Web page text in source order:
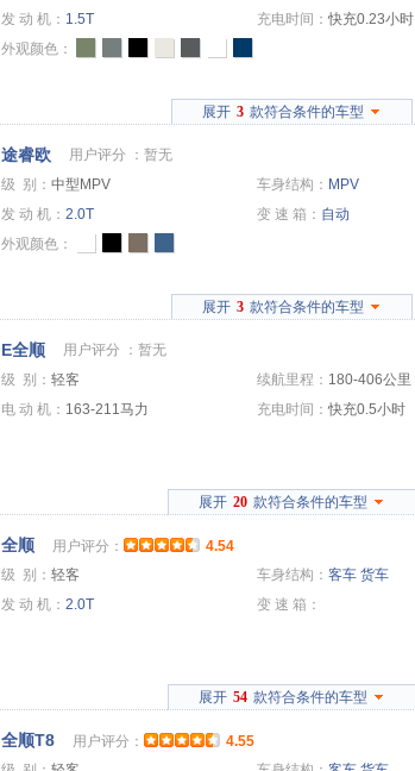
发 动 机： 1.5T 充电时间：快充0.23小时
外观颜色：
展开 3 款符合条件的车型
途睿欧 用户评分 ： 暂无
级 别： 中型MPV 车身结构： MPV
发 动 机： 2.0T 变 速 箱： 自动
外观颜色：
展开 3 款符合条件的车型
E全顺 用户评分 ： 暂无
级 别： 轻客 续航里程： 180-406公里
电 动 机： 163-211马力 充电时间：快充0.5小时
展开 20 款符合条件的车型
全顺 用户评分：
4.54
级 别： 轻客 车身结构： 客车 货车
发 动 机： 2.0T 变 速 箱：
展开 54 款符合条件的车型
全顺T8 用户评分：
4.55